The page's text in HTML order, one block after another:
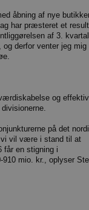
åbning af nye
har præsteret et
af 3.
og derfor venter jeg mig
og
på det
vi vil være i stand til at
får en stigning i
mio. kr., oplyser